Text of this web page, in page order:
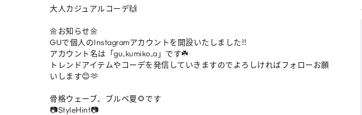
大人カジュアルコーデ🙌
🌼お知らせ🌼
GUで個人のInstagramアカウントを開設いたしました‼︎
アカウント名は「gu_kumiko_a」です☘️
トレンドアイテムやコーデを発信していきますのでよろしければフォローお願
いします😊🫶
骨格ウェーブ、ブルベ夏🌻です
📷StyleHint📷